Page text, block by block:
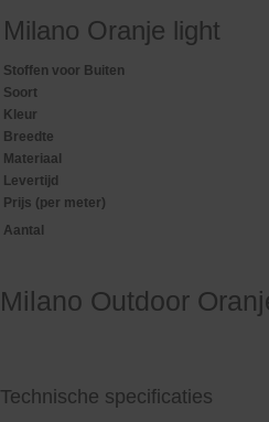
Milano Oranje light
Stoffen voor Buiten
Soort
Kleur
Breedte
Materiaal
Levertijd
Prijs (per meter)
Aantal
Milano Outdoor
Technische specificaties